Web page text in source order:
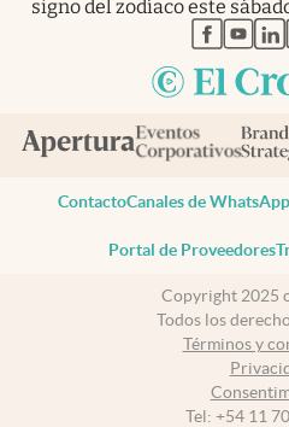
signo del zodíaco este
abre en
ContactoCanales de WhatsApp
Portal de Proveedores
Copyright 2025
Todos los
Términos y
Tel: +54 11